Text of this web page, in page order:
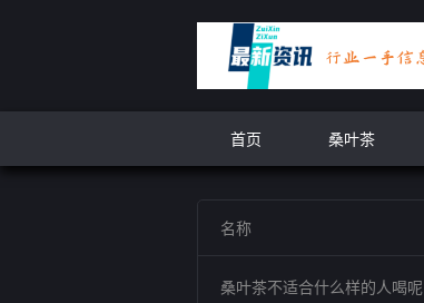
首页 桑叶茶
名称
桑叶茶不适合什么样的人喝呢